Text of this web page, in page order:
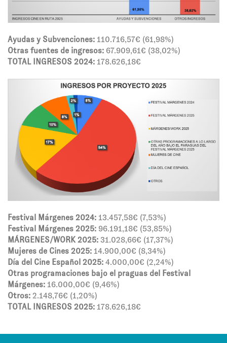
Ayudas y Subvenciones: 110.716,57€ (61,98%)
Otras fuentes de ingresos: 67.909,61€ (38,02%)
TOTAL INGRESOS 2024: 178.626,18€
Festival Márgenes 2024: 13.457,58€ (7,53%)
Festival Márgenes 2025: 96.191,18€ (53,85%)
MÁRGENES/WORK 2025: 31.028,66€ (17,37%)
Mujeres de Cines 2025: 14.900,00€ (8,34%)
Día del Cine Español 2025: 4.000,00€ (2,24%)
Otras programaciones bajo el praguas del Festival
Márgenes: 16.000,00€ (9,46%)
Otros: 2.148,76€ (1,20%)
TOTAL INGRESOS 2025: 178.626,18€